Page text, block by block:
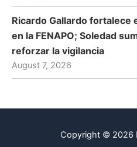
Ricardo Gallardo fortalece
en la FENAPO; Soledad
reforzar la vigilancia
August 7, 2026
Copyright © 2026